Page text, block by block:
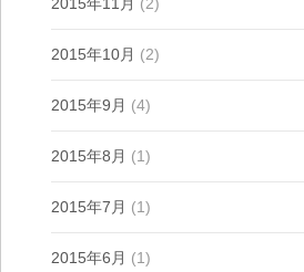
2015年10月 (2)
2015年9月 (4)
2015年8月 (1)
2015年7月 (1)
2015年6月 (1)